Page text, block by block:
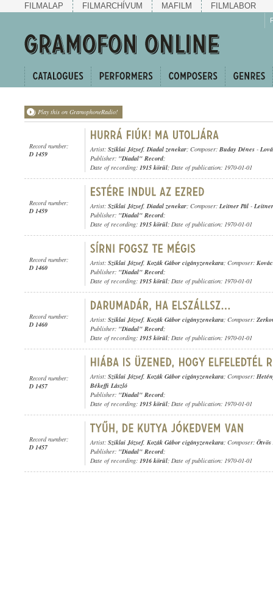
FILMALAP FILMARCHÍVUM MAFILM FILMLABOR
Play this on GramophoneRadio!
Record number:
D 1459
Artist: Sziklai József,Diadal zenekar; Composer: Buday Dénes -
Publisher: "Diadal" Record;
Date of recording: 1915 körül; Date of publication: 1970-01-01
Record number:
D 1459
Artist: Sziklai József,Diadal zenekar; Composer: Leitner Pál -
Publisher: "Diadal" Record;
Date of recording: 1915 körül; Date of publication: 1970-01-01
Record number:
D 1460
Artist: Sziklai József, Kozák Gábor cigányzenekara; Composer:
Publisher: "Diadal" Record;
Date of recording: 1915 körül; Date of publication: 1970-01-01
Record number:
D 1460
Artist: Sziklai József, Kozák Gábor cigányzenekara; Composer:
Publisher: "Diadal" Record;
Date of recording: 1915 körül; Date of publication: 1970-01-01
Record number:
D 1457
Artist: Sziklai József, Kozák Gábor cigányzenekara; Composer:
Békeffi László
Publisher: "Diadal" Record;
Date of recording: 1915 körül; Date of publication: 1970-01-01
Record number:
D 1457
Artist: Sziklai József, Kozák Gábor cigányzenekara; Composer:
Publisher: "Diadal" Record;
Date of recording: 1916 körül; Date of publication: 1970-01-01